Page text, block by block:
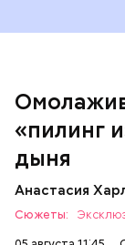
«пилинг
дыня
Анастасия
Сюжеты:
кремний —
ногти и
клетчатка
излишки
фолиевая
она
чтобы
плода.
снижения
— В момент
контролем и
нашего